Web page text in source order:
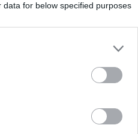
for below specified purposes